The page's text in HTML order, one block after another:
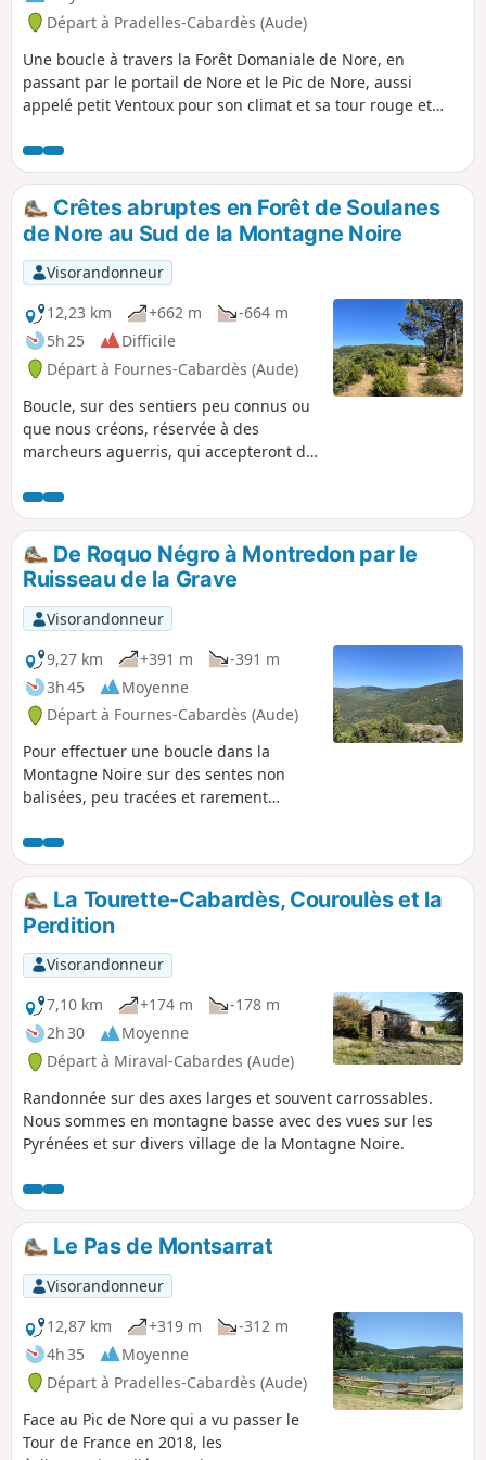
Départ à Pradelles-Cabardès (Aude)
Une boucle à travers la Forêt Domaniale de Nore, en
passant par le portail de Nore et le Pic de Nore, aussi
appelé petit Ventoux pour son climat et sa tour rouge et
forêts de conifères et de hêtres est douce, la descente vers
Pradelles-Cabardès est raide ! En hiver, possibilité de faire
tout ou partie du parcours à raquettes selon les conditions
d'enneigement. Attention, un gué à passer !
Crêtes abruptes en Forêt de Soulanes
de Nore au Sud de la Montagne Noire
Visorandonneur
12,23 km
+662 m
-664 m
5h 25
Difficile
Départ à Fournes-Cabardès (Aude)
Boucle, sur des sentiers peu connus ou
que nous créons, réservée à des
marcheurs aguerris, qui accepteront de
pas d'emprunter des sentiers peu
marqués, non balisés pour la plupart.
De Roquo Négro à Montredon par le
Ruisseau de la Grave
Visorandonneur
9,27 km
+391 m
-391 m
3h 45
Moyenne
Départ à Fournes-Cabardès (Aude)
Pour effectuer une boucle dans la
Montagne Noire sur des sentes non
balisées, peu tracées et rarement
quelques portions de sentiers qui nous
ont permis de vivre un moment insolite
dans un secteur méconnu. Si vous
aimez l'aventure, n'oubliez pas de partir
avec la trace GPX !
La Tourette-Cabardès, Couroulès et la
Perdition
Visorandonneur
7,10 km
+174 m
-178 m
2h 30
Moyenne
Départ à Miraval-Cabardes (Aude)
Randonnée sur des axes larges et souvent carrossables.
Nous sommes en montagne basse avec des vues sur les
Pyrénées et sur divers village de la Montagne Noire.
Le Pas de Montsarrat
Visorandonneur
12,87 km
+319 m
-312 m
4h 35
Moyenne
Départ à Pradelles-Cabardès (Aude)
Face au Pic de Nore qui a vu passer le
Tour de France en 2018, les